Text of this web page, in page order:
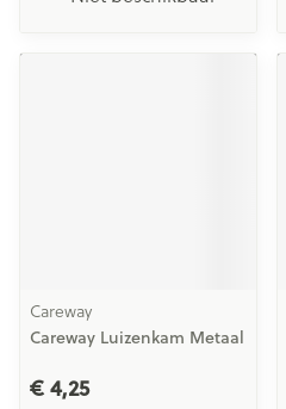
Careway
Careway Luizenkam Metaal
€ 4,25